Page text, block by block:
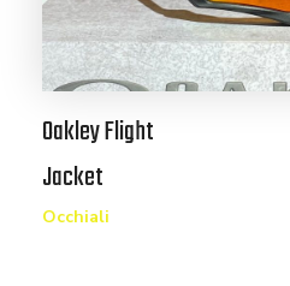
Oakley Flight
Jacket
Occhiali